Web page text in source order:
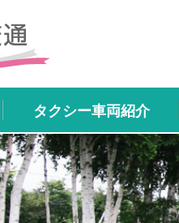
タクシー車両紹介